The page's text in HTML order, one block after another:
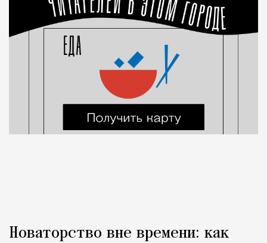
Новаторство вне времени: как